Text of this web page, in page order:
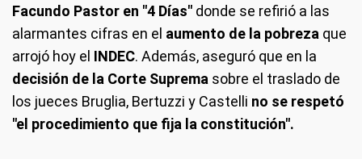
Facundo Pastor en "4 Días" donde se refirió a las
alarmantes cifras en el aumento de la pobreza que
arrojó hoy el INDEC. Además, aseguró que en la
decisión de la Corte Suprema sobre el traslado de
los jueces Bruglia, Bertuzzi y Castelli no se respetó
"el procedimiento que fija la constitución".